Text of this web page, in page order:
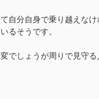
自分自身で乗り越えな
るそうです。
でしょうが周りで見守